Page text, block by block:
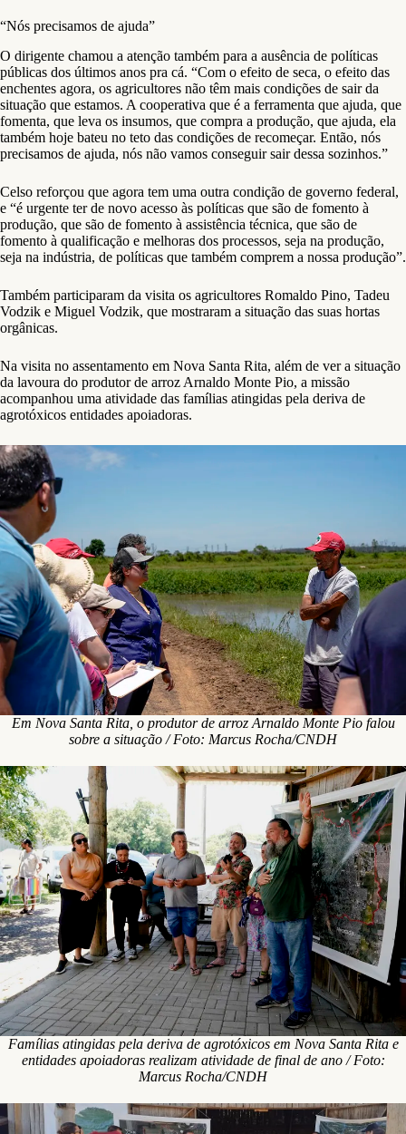
“Nós precisamos de ajuda”
O dirigente chamou a atenção também para a ausência de políticas
públicas dos últimos anos pra cá. “Com o efeito de seca, o efeito das
enchentes agora, os agricultores não têm mais condições de sair da
situação que estamos. A cooperativa que é a ferramenta que ajuda, que
fomenta, que leva os insumos, que compra a produção, que ajuda, ela
também hoje bateu no teto das condições de recomeçar. Então, nós
precisamos de ajuda, nós não vamos conseguir sair dessa sozinhos.”
Celso reforçou que agora tem uma outra condição de governo federal,
e “é urgente ter de novo acesso às políticas que são de fomento à
produção, que são de fomento à assistência técnica, que são de
fomento à qualificação e melhoras dos processos, seja na produção,
seja na indústria, de políticas que também comprem a nossa produção”.
Também participaram da visita os agricultores Romaldo Pino, Tadeu
Vodzik e Miguel Vodzik, que mostraram a situação das suas hortas
orgânicas.
Na visita no assentamento em Nova Santa Rita, além de ver a situação
da lavoura do produtor de arroz Arnaldo Monte Pio, a missão
acompanhou uma atividade das famílias atingidas pela deriva de
agrotóxicos entidades apoiadoras.
Em Nova Santa Rita, o produtor de arroz Arnaldo Monte Pio falou
sobre a situação / Foto: Marcus Rocha/CNDH
Famílias atingidas pela deriva de agrotóxicos em Nova Santa Rita e
entidades apoiadoras realizam atividade de final de ano / Foto:
Marcus Rocha/CNDH